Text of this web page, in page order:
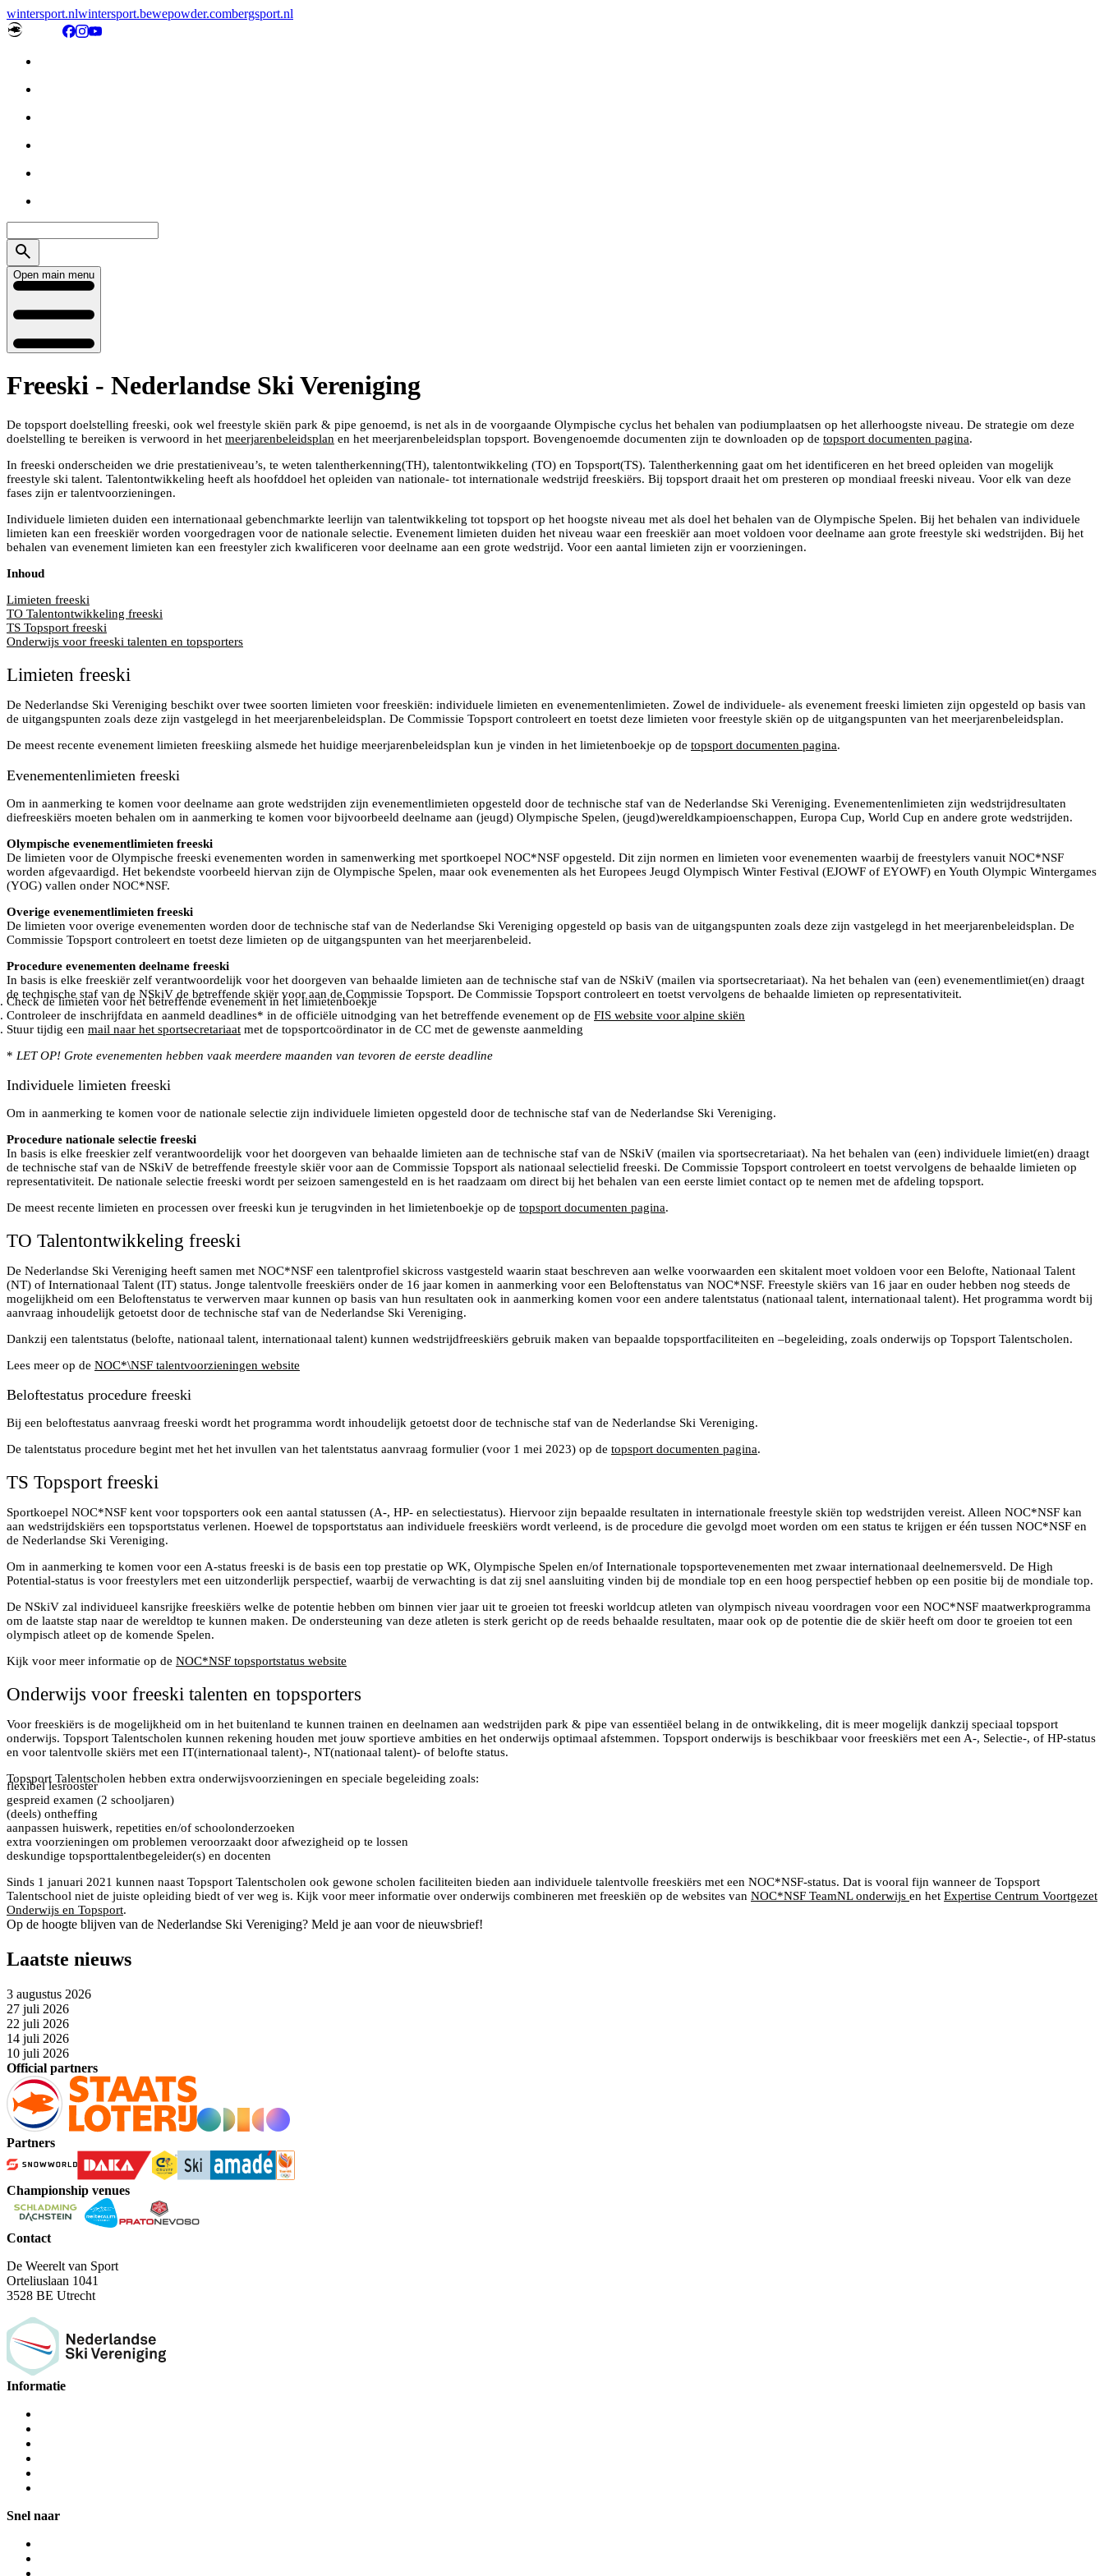
wintersport.nlwintersport.bewepowder.combergsport.nl
Open main menu
Freeski - Nederlandse Ski Vereniging
De topsport doelstelling freeski, ook wel freestyle skiën park & pipe genoemd, is net als in de voorgaande Olympische cyclus het behalen van podiumplaatsen op het allerhoogste niveau. De strategie om deze
doelstelling te bereiken is verwoord in het meerjarenbeleidsplan en het meerjarenbeleidsplan topsport. Bovengenoemde documenten zijn te downloaden op de topsport documenten pagina.
In freeski onderscheiden we drie prestatieniveau’s, te weten talentherkenning(TH), talentontwikkeling (TO) en Topsport(TS). Talentherkenning gaat om het identificeren en het breed opleiden van mogelijk
freestyle ski talent. Talentontwikkeling heeft als hoofddoel het opleiden van nationale- tot internationale wedstrijd freeskiërs. Bij topsport draait het om presteren op mondiaal freeski niveau. Voor elk van deze
fases zijn er talentvoorzieningen.
Individuele limieten duiden een internationaal gebenchmarkte leerlijn van talentwikkeling tot topsport op het hoogste niveau met als doel het behalen van de Olympische Spelen. Bij het behalen van individuele
limieten kan een freeskiër worden voorgedragen voor de nationale selectie. Evenement limieten duiden het niveau waar een freeskiër aan moet voldoen voor deelname aan grote freestyle ski wedstrijden. Bij het
behalen van evenement limieten kan een freestyler zich kwalificeren voor deelname aan een grote wedstrijd. Voor een aantal limieten zijn er voorzieningen.
Inhoud
Limieten freeski
TO Talentontwikkeling freeski
TS Topsport freeski
Onderwijs voor freeski talenten en topsporters
Limieten freeski
De Nederlandse Ski Vereniging beschikt over twee soorten limieten voor freeskiën: individuele limieten en evenementenlimieten. Zowel de individuele- als evenement freeski limieten zijn opgesteld op basis van
de uitgangspunten zoals deze zijn vastgelegd in het meerjarenbeleidsplan. De Commissie Topsport controleert en toetst deze limieten voor freestyle skiën op de uitgangspunten van het meerjarenbeleidsplan.
De meest recente evenement limieten freeskiing alsmede het huidige meerjarenbeleidsplan kun je vinden in het limietenboekje op de topsport documenten pagina.
Evenementenlimieten freeski
Om in aanmerking te komen voor deelname aan grote wedstrijden zijn evenementlimieten opgesteld door de technische staf van de Nederlandse Ski Vereniging. Evenementenlimieten zijn wedstrijdresultaten
diefreeskiërs moeten behalen om in aanmerking te komen voor bijvoorbeeld deelname aan (jeugd) Olympische Spelen, (jeugd)wereldkampioenschappen, Europa Cup, World Cup en andere grote wedstrijden.
Olympische evenementlimieten freeski
De limieten voor de Olympische freeski evenementen worden in samenwerking met sportkoepel NOC*NSF opgesteld. Dit zijn normen en limieten voor evenementen waarbij de freestylers vanuit NOC*NSF
worden afgevaardigd. Het bekendste voorbeeld hiervan zijn de Olympische Spelen, maar ook evenementen als het Europees Jeugd Olympisch Winter Festival (EJOWF of EYOWF) en Youth Olympic Wintergames
(YOG) vallen onder NOC*NSF.
Overige evenementlimieten freeski
De limieten voor overige evenementen worden door de technische staf van de Nederlandse Ski Vereniging opgesteld op basis van de uitgangspunten zoals deze zijn vastgelegd in het meerjarenbeleidsplan. De
Commissie Topsport controleert en toetst deze limieten op de uitgangspunten van het meerjarenbeleid.
Procedure evenementen deelname freeski
In basis is elke freeskiër zelf verantwoordelijk voor het doorgeven van behaalde limieten aan de technische staf van de NSkiV (mailen via sportsecretariaat). Na het behalen van (een) evenementlimiet(en) draagt
de technische staf van de NSkiV de betreffende skiër voor aan de Commissie Topsport. De Commissie Topsport controleert en toetst vervolgens de behaalde limieten op representativiteit.
Check de limieten voor het betreffende evenement in het limietenboekje
Controleer de inschrijfdata en aanmeld deadlines* in de officiële uitnodging van het betreffende evenement op de FIS website voor alpine skiën
Stuur tijdig een mail naar het sportsecretariaat met de topsportcoördinator in de CC met de gewenste aanmelding
* LET OP! Grote evenementen hebben vaak meerdere maanden van tevoren de eerste deadline
Individuele limieten freeski
Om in aanmerking te komen voor de nationale selectie zijn individuele limieten opgesteld door de technische staf van de Nederlandse Ski Vereniging.
Procedure nationale selectie freeski
In basis is elke freeskier zelf verantwoordelijk voor het doorgeven van behaalde limieten aan de technische staf van de NSkiV (mailen via sportsecretariaat). Na het behalen van (een) individuele limiet(en) draagt
de technische staf van de NSkiV de betreffende freestyle skiër voor aan de Commissie Topsport als nationaal selectielid freeski. De Commissie Topsport controleert en toetst vervolgens de behaalde limieten op
representativiteit. De nationale selectie freeski wordt per seizoen samengesteld en is het raadzaam om direct bij het behalen van een eerste limiet contact op te nemen met de afdeling topsport.
De meest recente limieten en processen over freeski kun je terugvinden in het limietenboekje op de topsport documenten pagina.
TO Talentontwikkeling freeski
De Nederlandse Ski Vereniging heeft samen met NOC*NSF een talentprofiel skicross vastgesteld waarin staat beschreven aan welke voorwaarden een skitalent moet voldoen voor een Belofte, Nationaal Talent
(NT) of Internationaal Talent (IT) status. Jonge talentvolle freeskiërs onder de 16 jaar komen in aanmerking voor een Beloftenstatus van NOC*NSF. Freestyle skiërs van 16 jaar en ouder hebben nog steeds de
mogelijkheid om een Beloftenstatus te verwerven maar kunnen op basis van hun resultaten ook in aanmerking komen voor een andere talentstatus (nationaal talent, internationaal talent). Het programma wordt bij
aanvraag inhoudelijk getoetst door de technische staf van de Nederlandse Ski Vereniging.
Dankzij een talentstatus (belofte, nationaal talent, internationaal talent) kunnen wedstrijdfreeskiërs gebruik maken van bepaalde topsportfaciliteiten en –begeleiding, zoals onderwijs op Topsport Talentscholen.
Lees meer op de NOC*\NSF talentvoorzieningen website
Beloftestatus procedure freeski
Bij een beloftestatus aanvraag freeski wordt het programma wordt inhoudelijk getoetst door de technische staf van de Nederlandse Ski Vereniging.
De talentstatus procedure begint met het het invullen van het talentstatus aanvraag formulier (voor 1 mei 2023) op de topsport documenten pagina.
TS Topsport freeski
Sportkoepel NOC*NSF kent voor topsporters ook een aantal statussen (A-, HP- en selectiestatus). Hiervoor zijn bepaalde resultaten in internationale freestyle skiën top wedstrijden vereist. Alleen NOC*NSF kan
aan wedstrijdskiërs een topsportstatus verlenen. Hoewel de topsportstatus aan individuele freeskiërs wordt verleend, is de procedure die gevolgd moet worden om een status te krijgen er één tussen NOC*NSF en
de Nederlandse Ski Vereniging.
Om in aanmerking te komen voor een A-status freeski is de basis een top prestatie op WK, Olympische Spelen en/of Internationale topsportevenementen met zwaar internationaal deelnemersveld. De High
Potential-status is voor freestylers met een uitzonderlijk perspectief, waarbij de verwachting is dat zij snel aansluiting vinden bij de mondiale top en een hoog perspectief hebben op een positie bij de mondiale top.
De NSkiV zal individueel kansrijke freeskiërs welke de potentie hebben om binnen vier jaar uit te groeien tot freeski worldcup atleten van olympisch niveau voordragen voor een NOC*NSF maatwerkprogramma
om de laatste stap naar de wereldtop te kunnen maken. De ondersteuning van deze atleten is sterk gericht op de reeds behaalde resultaten, maar ook op de potentie die de skiër heeft om door te groeien tot een
olympisch atleet op de komende Spelen.
Kijk voor meer informatie op de NOC*NSF topsportstatus website
Onderwijs voor freeski talenten en topsporters
Voor freeskiërs is de mogelijkheid om in het buitenland te kunnen trainen en deelnamen aan wedstrijden park & pipe van essentiëel belang in de ontwikkeling, dit is meer mogelijk dankzij speciaal topsport
onderwijs. Topsport Talentscholen kunnen rekening houden met jouw sportieve ambities en het onderwijs optimaal afstemmen. Topsport onderwijs is beschikbaar voor freeskiërs met een A-, Selectie-, of HP-status
en voor talentvolle skiërs met een IT(internationaal talent)-, NT(nationaal talent)- of belofte status.
Topsport Talentscholen hebben extra onderwijsvoorzieningen en speciale begeleiding zoals:
flexibel lesrooster
gespreid examen (2 schooljaren)
(deels) ontheffing
aanpassen huiswerk, repetities en/of schoolonderzoeken
extra voorzieningen om problemen veroorzaakt door afwezigheid op te lossen
deskundige topsporttalentbegeleider(s) en docenten
Sinds 1 januari 2021 kunnen naast Topsport Talentscholen ook gewone scholen faciliteiten bieden aan individuele talentvolle freeskiërs met een NOC*NSF-status. Dat is vooral fijn wanneer de Topsport
Talentschool niet de juiste opleiding biedt of ver weg is. Kijk voor meer informatie over onderwijs combineren met freeskiën op de websites van NOC*NSF TeamNL onderwijs en het Expertise Centrum Voortgezet
Onderwijs en Topsport.
Op de hoogte blijven van de Nederlandse Ski Vereniging? Meld je aan voor de nieuwsbrief!
Laatste nieuws
3 augustus 2026
27 juli 2026
22 juli 2026
14 juli 2026
10 juli 2026
Official partners
Partners
Championship venues
Contact
De Weerelt van Sport
Orteliuslaan 1041
3528 BE Utrecht
Informatie
Snel naar